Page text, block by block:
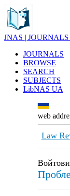
JNAS |
JOURNALS
BROWSE
SEARCH
SUBJECTS
LibNAS UA
web
Law